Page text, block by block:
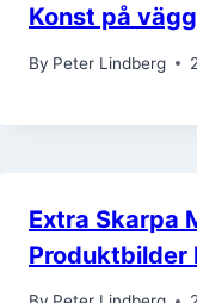
Konst på
By Peter Lindberg
Extra Skarpa
Produktbilder